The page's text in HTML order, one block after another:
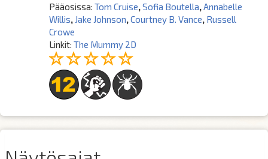
Pääosissa:Tom Cruise,Sofia Boutella, Annabelle
Willis, Jake Johnson,Courtney B. Vance, Russell
Crowe
Linkit:The Mummy 2D